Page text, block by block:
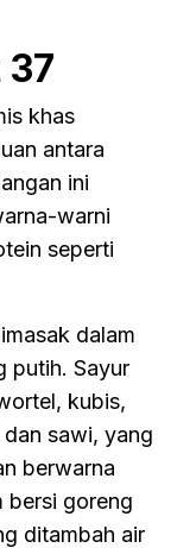
khas
antara
ini
warni
seperti
dalam
putih. Sayur
kubis,
sawi, yang
berwarna
bersi goreng
ditambah air